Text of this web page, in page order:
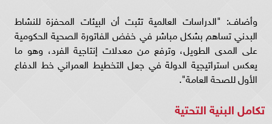
وأضاف: "الدراسات العالمية تثبت أن البيئات المحفزة للنشاط
البدني تساهم بشكل مباشر في خفض الفاتورة الصحية الحكومية
على المدى الطويل، وترفع من معدلات إنتاجية الفرد، وهو ما
يعكس استراتيجية الدولة في جعل التخطيط العمراني خط الدفاع
الأول للصحة العامة".
تكامل البنية التحتية